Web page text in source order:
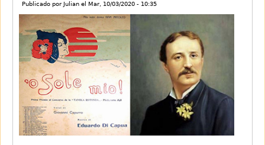
Publicado por Julian el Mar, 10/03/2020 - 10:35